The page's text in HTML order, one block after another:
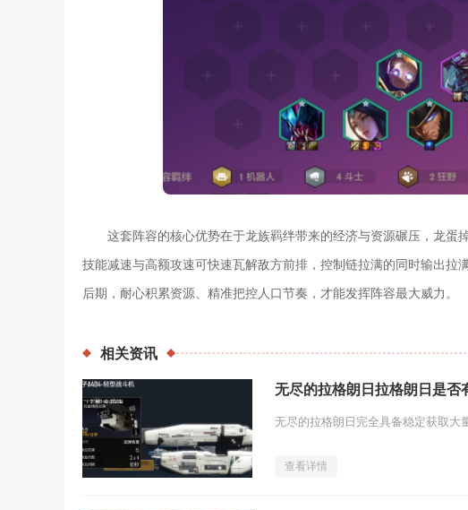
这套阵容的核心优势在于龙族羁绊带来的经济与资源碾压，龙蛋
技能减速与高额攻速可快速瓦解敌方前排，控制链拉满的同时输出拉
后期，耐心积累资源、精准把控人口节奏，才能发挥阵容最大威力。
相关资讯
无尽的拉格朗日拉格朗日是否
查看详情